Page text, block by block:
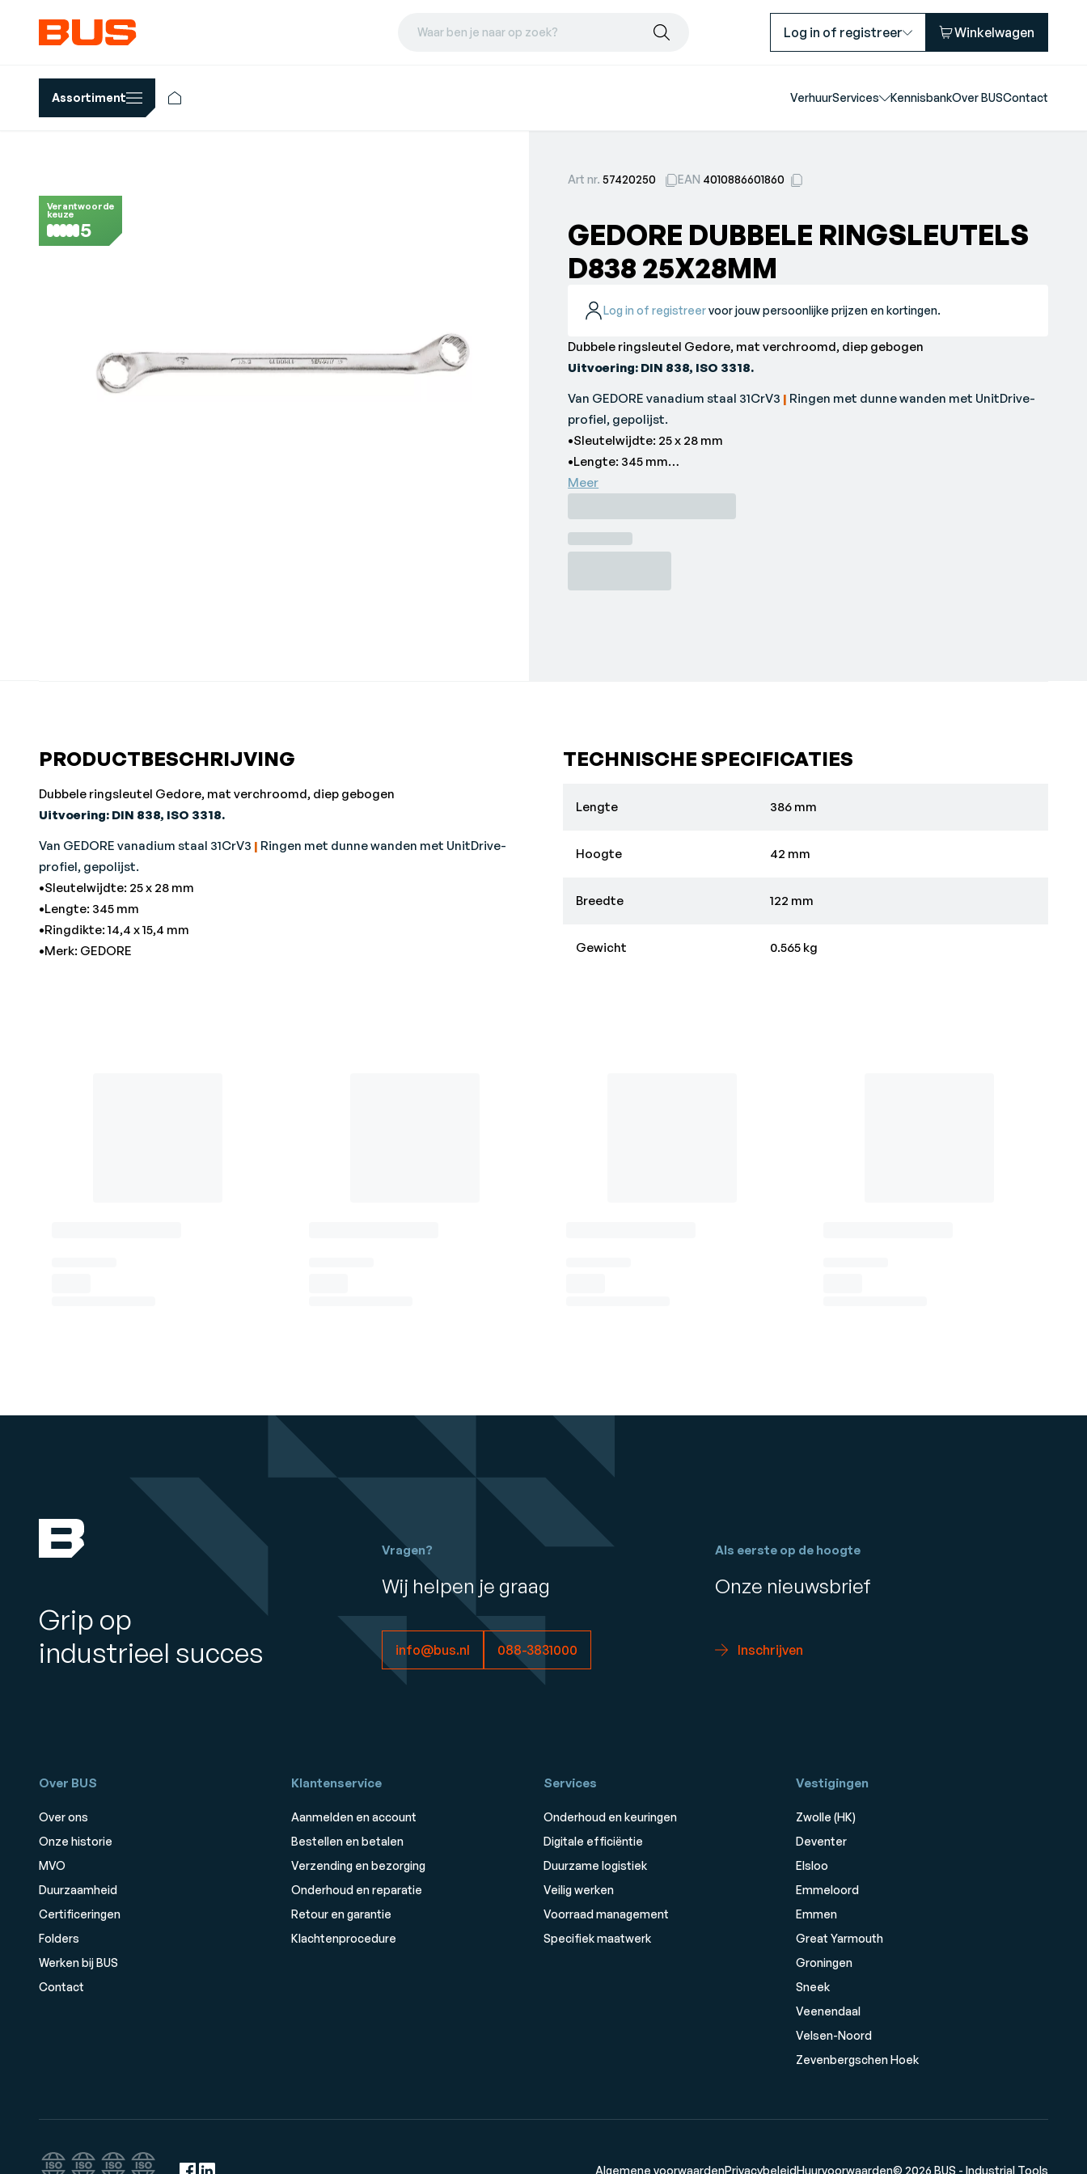
Waar ben je naar op zoek? Log in of registreer Winkelwagen
Assortiment VerhuurServices KennisbankOver BUSContact
Verantwoorde
keuze
5
Art nr.57420250 EAN 4010886601860
GEDORE DUBBELE RINGSLEUTELS
D838 25X28MM
Log in of registreervoor jouw persoonlijke prijzen en kortingen.
Dubbele ringsleutel Gedore, mat verchroomd, diep gebogen
Uitvoering: DIN 838, ISO 3318.
Van GEDORE vanadium staal 31CrV3 | Ringen met dunne wanden met UnitDrive-
profiel, gepolijst.
•Sleutelwijdte: 25 x 28 mm
•Lengte: 345 mm
•Ringdikte: 14,4 x 15,4 mm
Meer
PRODUCTBESCHRIJVING
Dubbele ringsleutel Gedore, mat verchroomd, diep gebogen
Uitvoering: DIN 838, ISO 3318.
Van GEDORE vanadium staal 31CrV3 | Ringen met dunne wanden met UnitDrive-
profiel, gepolijst.
•Sleutelwijdte: 25 x 28 mm
•Lengte: 345 mm
•Ringdikte: 14,4 x 15,4 mm
•Merk: GEDORE
TECHNISCHE SPECIFICATIES
Lengte 386 mm
Hoogte 42 mm
Breedte 122 mm
Gewicht 0.565 kg
Grip op
industrieel succes
Vragen?
Wij helpen je graag
info@bus.nl 088-3831000
Als eerste op de hoogte
Onze nieuwsbrief
Inschrijven
Over BUS
Over ons
Onze historie
MVO
Duurzaamheid
Certificeringen
Folders
Werken bij BUS
Contact
Klantenservice
Aanmelden en account
Bestellen en betalen
Verzending en bezorging
Onderhoud en reparatie
Retour en garantie
Klachtenprocedure
Services
Onderhoud en keuringen
Digitale efficiëntie
Duurzame logistiek
Veilig werken
Voorraad management
Specifiek maatwerk
Vestigingen
Zwolle (HK)
Deventer
Elsloo
Emmeloord
Emmen
Great Yarmouth
Groningen
Sneek
Veenendaal
Velsen-Noord
Zevenbergschen Hoek
Algemene voorwaardenPrivacybeleidHuurvoorwaarden© 2026 BUS - Industrial Tools